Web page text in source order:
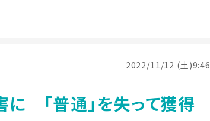
2022/11/12 (土)9:46
「普通」を失って獲得